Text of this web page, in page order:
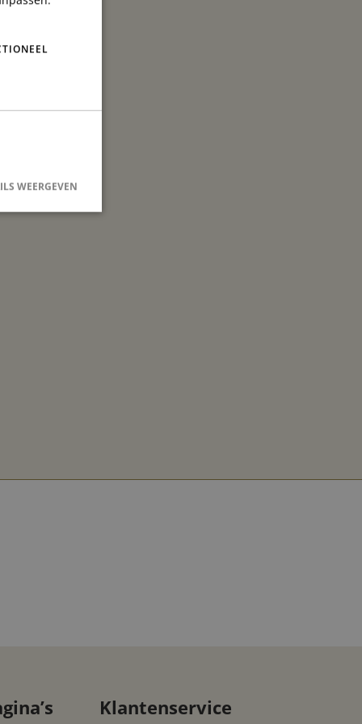
De juiste
Klantenservice
WEERGEVEN
en